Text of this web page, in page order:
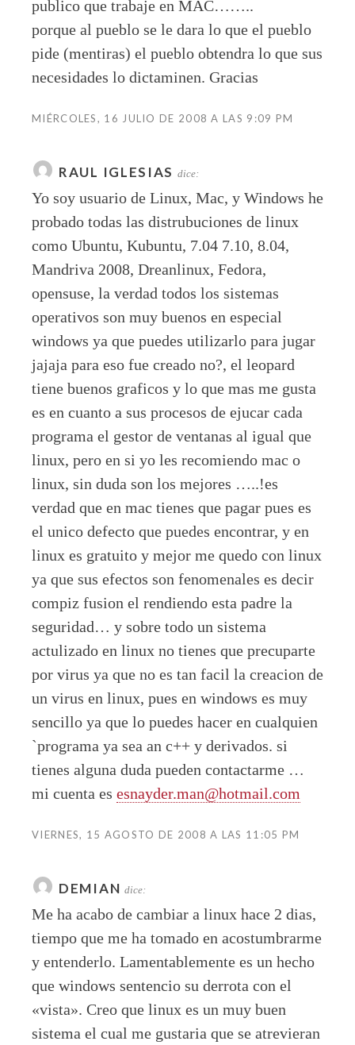
publico que trabaje en MAC……..
porque al pueblo se le dara lo que el pueblo
pide (mentiras) el pueblo obtendra lo que sus
necesidades lo dictaminen. Gracias
MIÉRCOLES, 16 JULIO DE 2008 A LAS 9:09 PM
RAUL IGLESIAS dice:
Yo soy usuario de Linux, Mac, y Windows he
probado todas las distrubuciones de linux
como Ubuntu, Kubuntu, 7.04 7.10, 8.04,
Mandriva 2008, Dreanlinux, Fedora,
opensuse, la verdad todos los sistemas
operativos son muy buenos en especial
windows ya que puedes utilizarlo para jugar
jajaja para eso fue creado no?, el leopard
tiene buenos graficos y lo que mas me gusta
es en cuanto a sus procesos de ejucar cada
programa el gestor de ventanas al igual que
linux, pero en si yo les recomiendo mac o
linux, sin duda son los mejores …..!es
verdad que en mac tienes que pagar pues es
el unico defecto que puedes encontrar, y en
linux es gratuito y mejor me quedo con linux
ya que sus efectos son fenomenales es decir
compiz fusion el rendiendo esta padre la
seguridad… y sobre todo un sistema
actulizado en linux no tienes que precuparte
por virus ya que no es tan facil la creacion de
un virus en linux, pues en windows es muy
sencillo ya que lo puedes hacer en cualquien
`programa ya sea an c++ y derivados. si
tienes alguna duda pueden contactarme …
mi cuenta es esnayder.man@hotmail.com
VIERNES, 15 AGOSTO DE 2008 A LAS 11:05 PM
DEMIAN dice:
Me ha acabo de cambiar a linux hace 2 dias,
tiempo que me ha tomado en acostumbrarme
y entenderlo. Lamentablemente es un hecho
que windows sentencio su derrota con el
«vista». Creo que linux es un muy buen
sistema el cual me gustaria que se atrevieran